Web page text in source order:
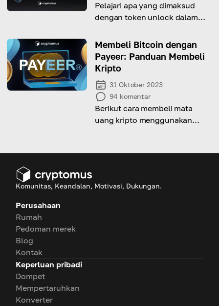
Pelajari apa yang dimaksud
dengan token unlock dalam
ini penting bagi sentimen pasar.
Membeli Bitcoin dengan
Payeer: Panduan Membeli
Kripto
31 Oktober 2023
94 komentar
Berikut cara membeli mata
uang kripto menggunakan
Komunitas, Keandalan, Motivasi, Dukungan.
Perusahaan
Rumah
Pedoman merek
Blog
Kontak
Keperluan pribadi
Dompet
Mempertaruhkan
Konverter